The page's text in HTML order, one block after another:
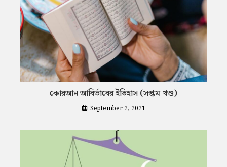
কোরআন আবির্ভাবের ইতিহাস (সপ্তম খণ্ড)
September 2, 2021